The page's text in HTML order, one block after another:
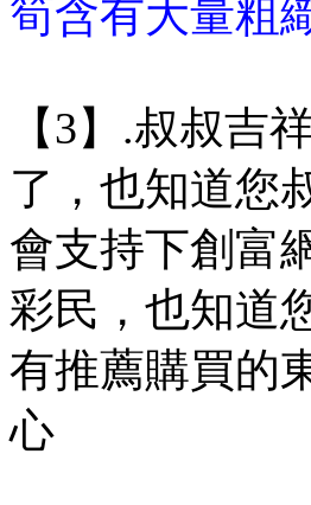
筍含有大量粗
【3】.叔叔吉
了，也知道您
會支持下創富
彩民，也知道
有推薦購買的
心